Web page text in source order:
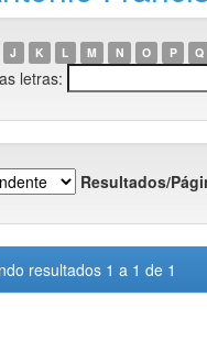
J K L M N O P Q
letras:
Resultados/
resultados 1 a 1 de 1